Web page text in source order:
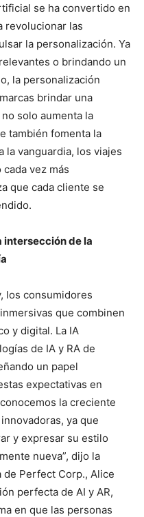
se ha convertido en
revolucionar las
la personalización. Ya
o brindando un
la personalización
brindar una
solo aumenta la
también fomenta la
la vanguardia, los viajes
vez más
que cada cliente se
intersección de la
los consumidores
que combinen
y digital. La IA
de IA y RA de
un papel
expectativas en
la creciente
ya que
y expresar su estilo
nueva”, dijo la
Perfect Corp., Alice
perfecta de AI y AR,
en que las personas